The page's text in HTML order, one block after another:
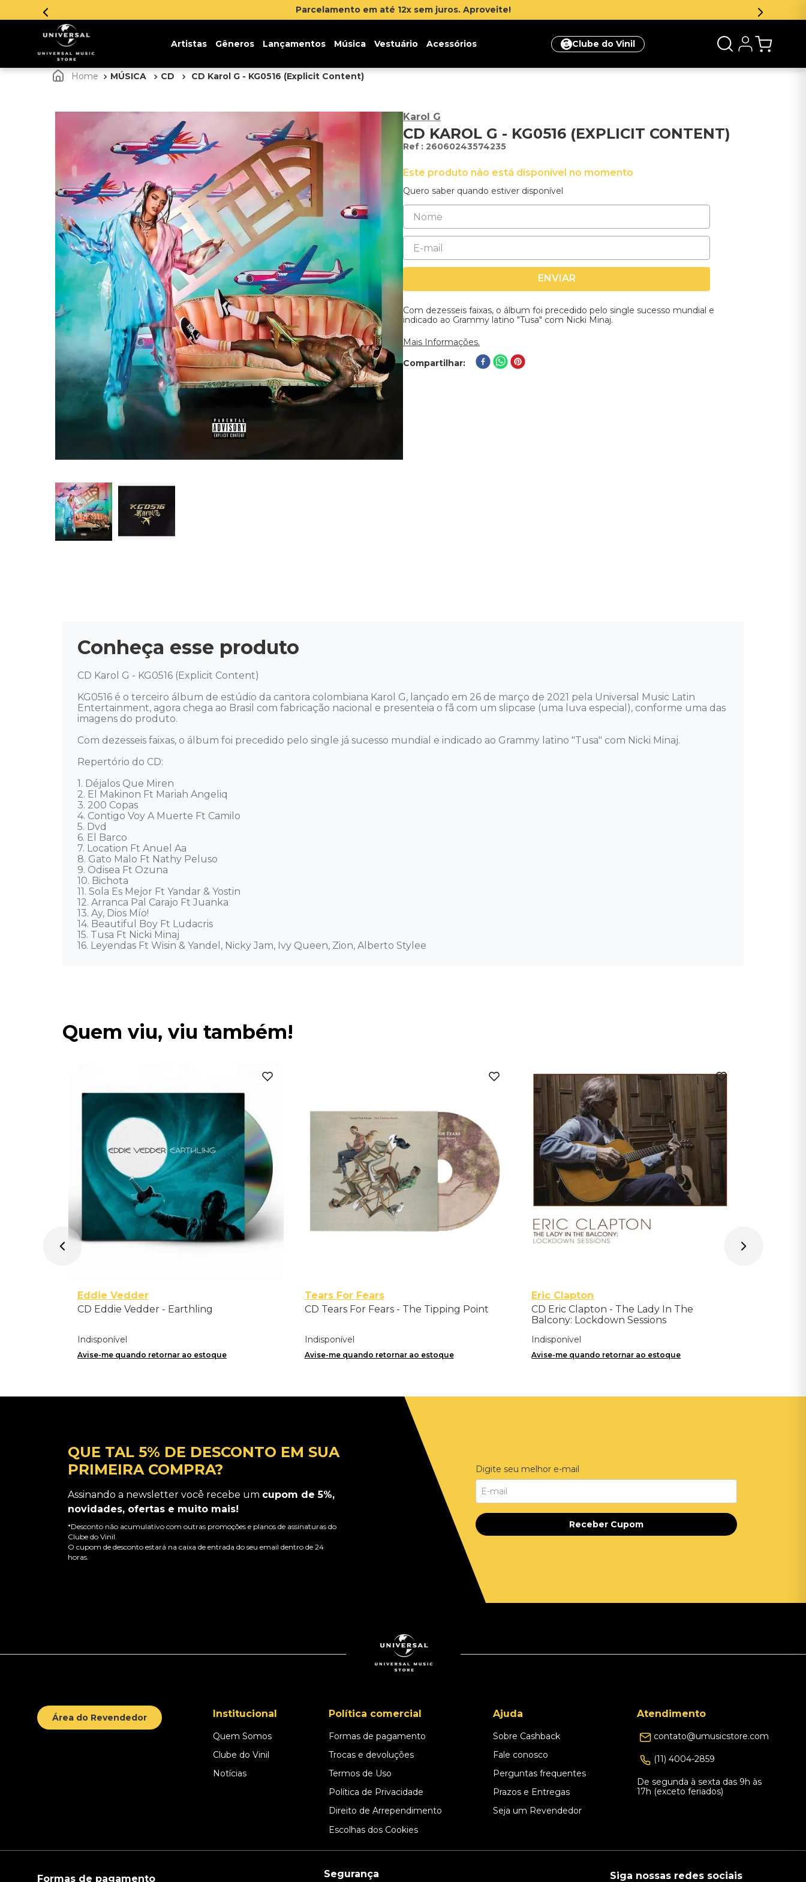
Inscreva-se na newsletter e ganhe 5% de desconto na sua primeira compra
Artistas Gêneros Lançamentos Música Vestuário Acessórios Clube do Vinil
MÚSICA CD CD Karol G - KG0516 (Explicit Content)
Karol G
CD KAROL G - KG0516 (EXPLICIT CONTENT)
: 26060243574235
Este produto não está disponível no momento
Quero saber quando estiver disponível
ENVIAR
Com dezesseis faixas, o álbum foi precedido pelo single sucesso mundial e
indicado ao Grammy latino "Tusa" com Nicki Minaj.
Mais Informações.
Compartilhar
Conheça esse produto
CD Karol G - KG0516 (Explicit Content)
KG0516 é o terceiro álbum de estúdio da cantora colombiana Karol G, lançado em 26 de março de 2021 pela Universal Music Latin
Entertainment, agora chega ao Brasil com fabricação nacional e presenteia o fã com um slipcase (uma luva especial), conforme uma das
imagens do produto.
Com dezesseis faixas, o álbum foi precedido pelo single já sucesso mundial e indicado ao Grammy latino "Tusa" com Nicki Minaj.
Repertório do CD:
1. Déjalos Que Miren
2. El Makinon Ft Mariah Angeliq
3. 200 Copas
4. Contigo Voy A Muerte Ft Camilo
5. Dvd
6. El Barco
7. Location Ft Anuel Aa
8. Gato Malo Ft Nathy Peluso
9. Odisea Ft Ozuna
10. Bichota
11. Sola Es Mejor Ft Yandar & Yostin
12. Arranca Pal Carajo Ft Juanka
13. Ay, Dios Mío!
14. Beautiful Boy Ft Ludacris
15. Tusa Ft Nicki Minaj
16. Leyendas Ft Wisin & Yandel, Nicky Jam, Ivy Queen, Zion, Alberto Stylee
Quem viu, viu também!
Eddie Vedder
CD Eddie Vedder - Earthling
Indisponível
Avise-me quando retornar ao estoque
Tears For Fears
CD Tears For Fears - The Tipping Point
Indisponível
Avise-me quando retornar ao estoque
Eric Clapton
CD Eric Clapton - The Lady In The
Balcony: Lockdown Sessions
Indisponível
Avise-me quando retornar ao estoque
QUE TAL 5% DE DESCONTO EM SUA
PRIMEIRA COMPRA?
Assinando a newsletter você recebe um cupom de 5%,
novidades, ofertas e muito mais!
*Desconto não acumulativo com outras promoções e planos de assinaturas do
Clube do Vinil.
O cupom de desconto estará na caixa de entrada do seu email dentro de 24
horas.
Digite seu melhor e-mail
Receber Cupom
Área do Revendedor Institucional
Quem Somos
Clube do Vinil
Notícias
Política comercial
Formas de pagamento
Trocas e devoluções
Termos de Uso
Política de Privacidade
Direito de Arrependimento
Escolhas dos Cookies
Ajuda
Sobre Cashback
Fale conosco
Perguntas frequentes
Prazos e Entregas
Seja um Revendedor
Atendimento
contato@umusicstore.com
(11) 4004-2859
De segunda à sexta das 9h às
17h (exceto feriados)
Formas de pagamento Segurança Siga nossas redes sociais